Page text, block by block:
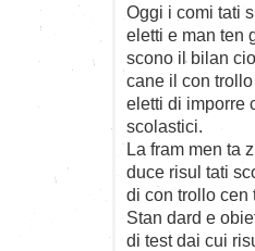
Oggi i comi ­tati
eletti e man ­ten
­scono il bilan
cane il con
eletti di imporre
scolastici.
La fram ­men ­ta
duce risul ­tati
di con ­trollo cen
Stan ­dard e
di test dai cui